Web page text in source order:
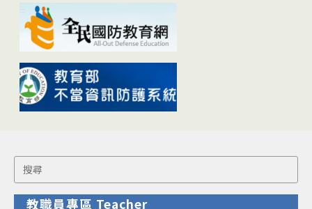
Search
for:
教職員專區 Teacher